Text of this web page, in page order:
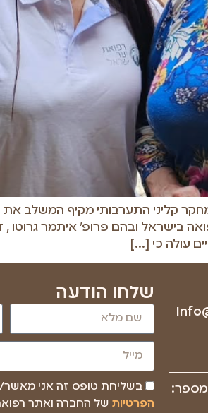
קליני התערבותי מקיף המשלב את
בישראל ובהם פרופ' איתמר גרוטו ,
עולה כי […]
מספר:
שלחו הודעה
בשליחת טופס זה אני
הפרטיות של החברה ואתר